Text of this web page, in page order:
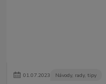
01.07.2023 Návody, rady, tipy